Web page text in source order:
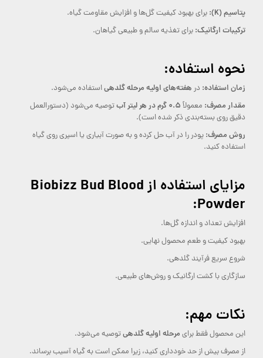
پتاسیم (K): برای بهبود کیفیت گل‌ها و افزایش مقاومت گیاه.
ترکیبات ارگانیک: برای تغذیه سالم و طبیعی گیاهان.
نحوه استفاده:
زمان استفاده: در هفته‌های اولیه مرحله گلدهیاستفاده می‌شود.
مقدار مصرف: معمولاً ۰.۵ گرم در هر لیتر آب
توصیه می‌شود (دستورالعمل
دقیق روی بسته‌بندی ذکر شده است).
روش مصرف: پودر را در آب حل کرده و به صورت آبیاری یا اسپری روی گیاه
استفاده کنید.
مزایای استفاده از Biobizz Bud Blood
Powder:
افزایش تعداد و اندازه گل‌ها.
بهبود کیفیت و طعم محصول نهایی.
شروع سریع فرآیند گلدهی.
سازگاری با کشت ارگانیک و روش‌های طبیعی.
نکات مهم:
این محصول فقط برای مرحله اولیه گلدهیتوصیه می‌شود.
از مصرف بیش از حد خودداری کنید، زیرا ممکن است به گیاه آسیب برساند.